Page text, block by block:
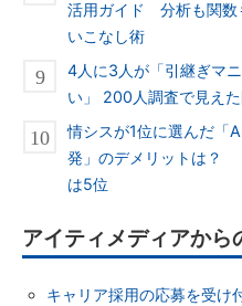
活用ガイド 分析も関数
いこなし術
4人に3人が「引継ぎマ
い」 200人調査で見え
情シスが1位に選んだ「
発」のデメリットは？
は5位
アイティメディアから
キャリア採用の応募を受け